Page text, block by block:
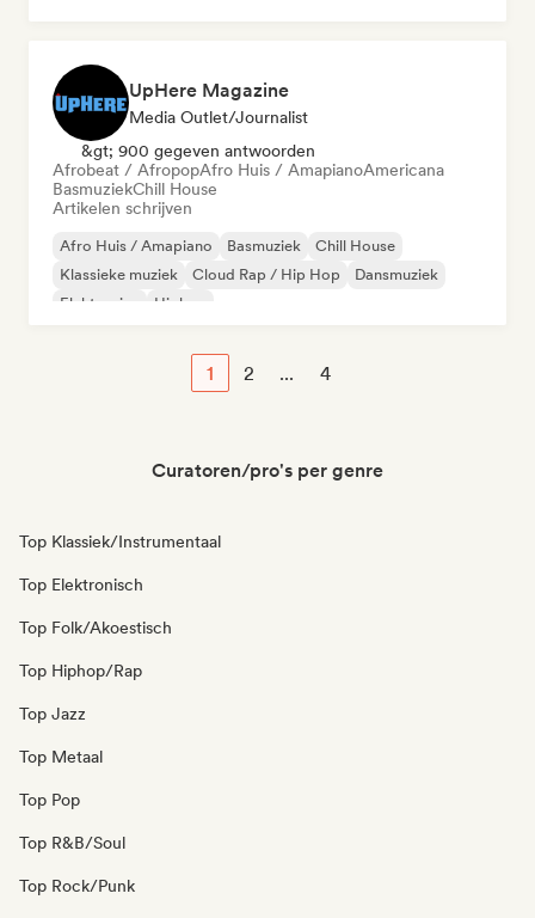
UpHere Magazine
Media Outlet/Journalist
&gt; 900 gegeven antwoorden
Afrobeat / AfropopAfro Huis / AmapianoAmericana
BasmuziekChill House
Artikelen schrijven
Afro Huis / Amapiano Basmuziek
Chill House
Klassieke muziek
Cloud Rap / Hip Hop
Dansmuziek
Elektronica
Hiphop
1 2 ... 4
Curatoren/pro's per genre
Top Klassiek/Instrumentaal
Top Elektronisch
Top Folk/Akoestisch
Top Hiphop/Rap
Top Jazz
Top Metaal
Top Pop
Top R&B/Soul
Top Rock/Punk